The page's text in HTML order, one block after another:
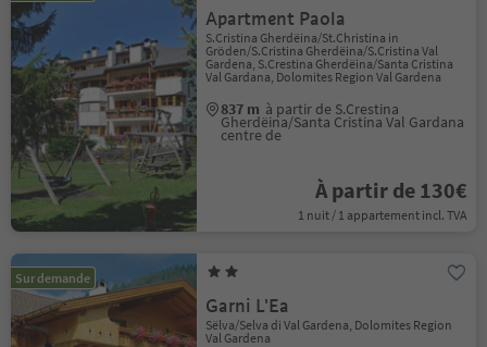
Apartment Paola
S.Cristina Gherdëina/St.Christina in
Gröden/S.Cristina Gherdëina/S.Cristina Val
Gardena, S.Crestina Gherdëina/Santa Cristina
Val Gardana, Dolomites Region Val Gardena
837 m à partir de S.Crestina
Gherdëina/Santa Cristina Val Gardana
centre de
À partir de 130€
1 nuit / 1 appartement incl. TVA
Sur demande
Garni L'Ea
Sëlva/Selva di Val Gardena, Dolomites Region
Val Gardena